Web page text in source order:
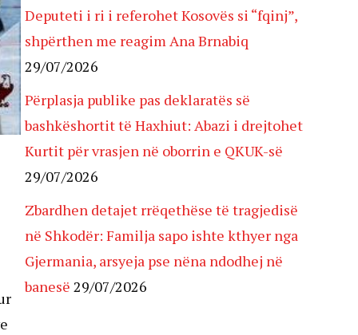
Deputeti i ri i referohet Kosovës si “fqinj”,
shpërthen me reagim Ana Brnabiq
29/07/2026
Përplasja publike pas deklaratës së
bashkëshortit të Haxhiut: Abazi i drejtohet
Kurtit për vrasjen në oborrin e QKUK-së
29/07/2026
Zbardhen detajet rrëqethëse të tragjedisë
në Shkodër: Familja sapo ishte kthyer nga
Gjermania, arsyeja pse nëna ndodhej në
banesë 29/07/2026